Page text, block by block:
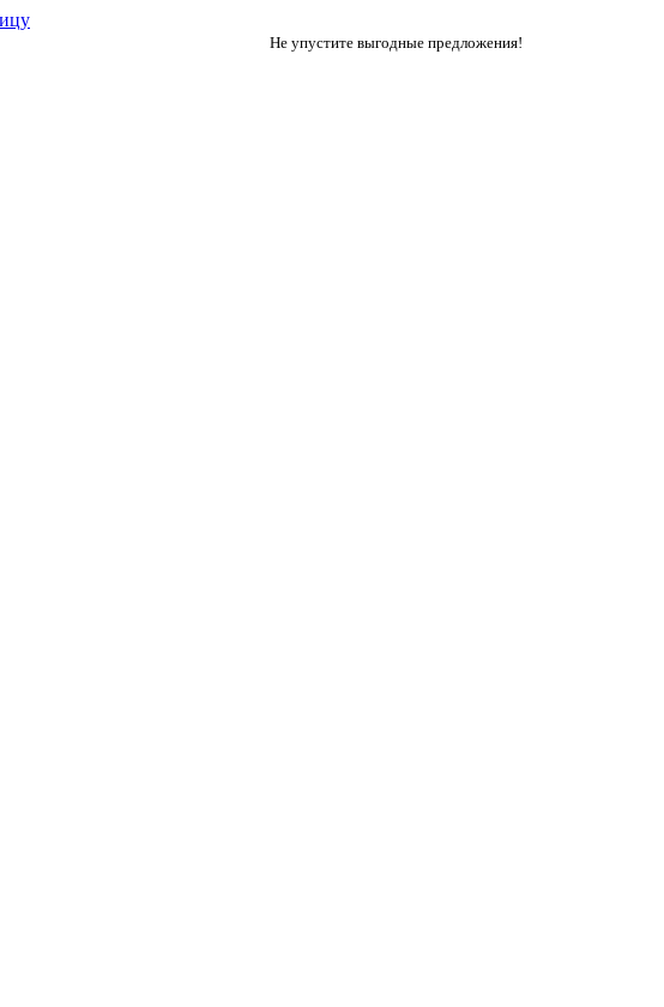
Не упустите выгодные предложения!